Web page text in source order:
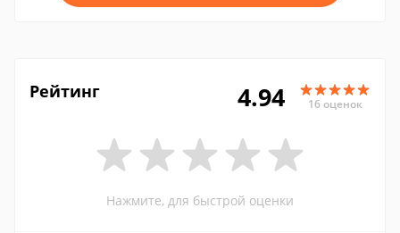
Рейтинг 4.94 16 оценок
Нажмите, для быстрой оценки